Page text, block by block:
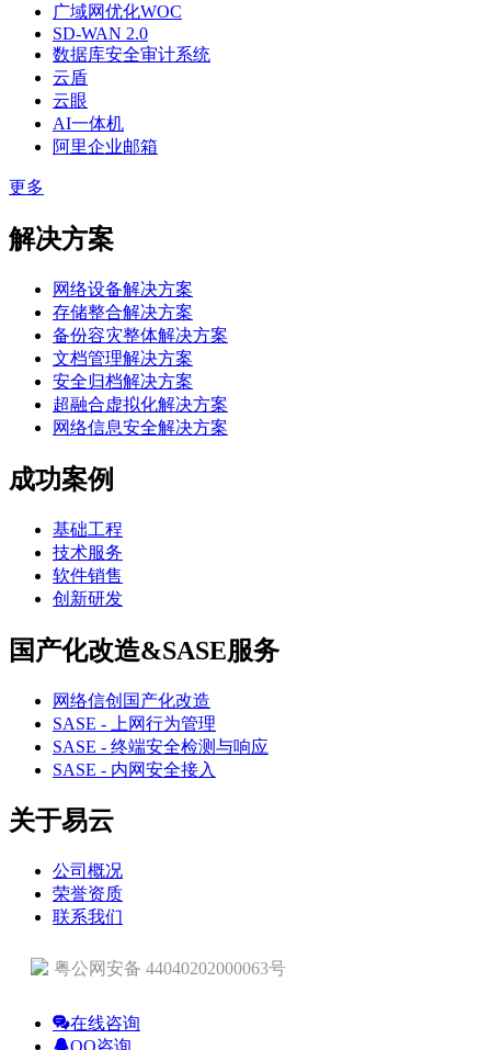
广域网优化WOC
SD-WAN 2.0
数据库安全审计系统
云盾
云眼
AI一体机
阿里企业邮箱
更多
解决方案
网络设备解决方案
存储整合解决方案
备份容灾整体解决方案
文档管理解决方案
安全归档解决方案
超融合虚拟化解决方案
网络信息安全解决方案
成功案例
基础工程
技术服务
软件销售
创新研发
国产化改造&SASE服务
网络信创国产化改造
SASE - 上网行为管理
SASE - 终端安全检测与响应
SASE - 内网安全接入
关于易云
公司概况
荣誉资质
联系我们
粤公网安备 44040202000063号
在线咨询